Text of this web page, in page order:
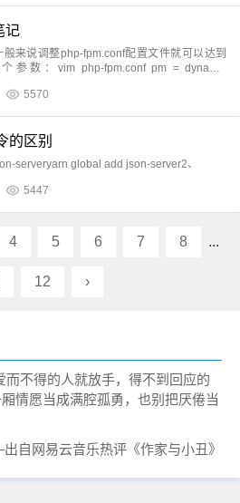
记
来说调整php-fpm.conf配置文件就可以达到
vim php-fpm.conf pm = dynamic
的 5570
的区别
serveryarn global add json-server2、
5447
4 5 6 7 8 ...
12 ›
而不得的人就放手，得不到回应的
情愿当成满腔孤勇，也别把厌倦当
自网易云音乐热评《作家与小丑》